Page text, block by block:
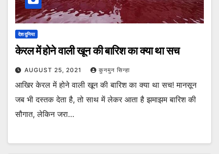
देश दुनिया
केरल में होने वाली खून की बारिश का क्या था सच
AUGUST 25, 2021 कुनमुन सिन्हा
आखिर केरल में होने वाली खून की बारिश का क्या था सच! मानसून
जब भी दस्तक देता है, तो साथ में लेकर आता है झमाझम बारिश की
सौगात, लेकिन जरा…